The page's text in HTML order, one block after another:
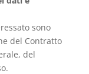
sono
del Contratto
del